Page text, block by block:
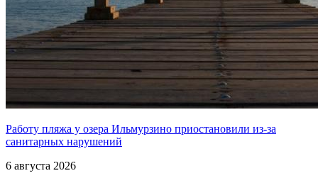
Работу пляжа у озера Ильмурзино приостановили из-за
санитарных нарушений
6 августа 2026